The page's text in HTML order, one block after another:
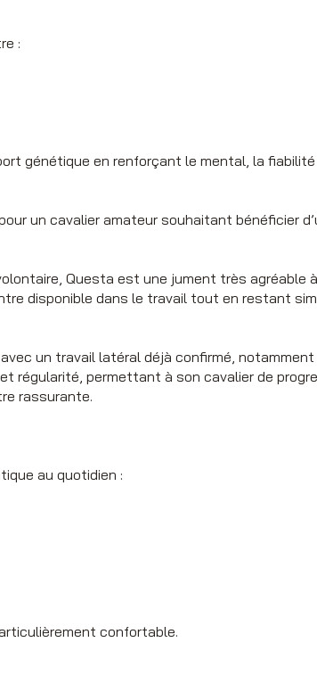
:
génétique en renforçant le mental, la
un cavalier amateur souhaitant bénéficier
Questa est une jument très agréable
disponible dans le travail tout en restant
un travail latéral déjà confirmé,
régularité, permettant à son cavalier de
rassurante.
au quotidien :
confortable.